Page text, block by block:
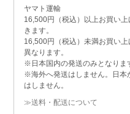
ヤマト運輸
16,500円（税込）以上お買い
きます。
16,500円（税込）未満お買い
異なります。
※日本国内の発送のみとなりま
※海外へ発送はしません。日本
はしません。
≫送料・配送について